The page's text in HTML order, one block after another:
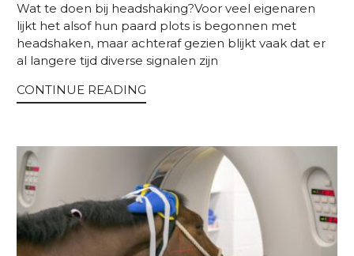
Wat te doen bij headshaking?Voor veel eigenaren
lijkt het alsof hun paard plots is begonnen met
headshaken, maar achteraf gezien blijkt vaak dat er
al langere tijd diverse signalen zijn
CONTINUE READING